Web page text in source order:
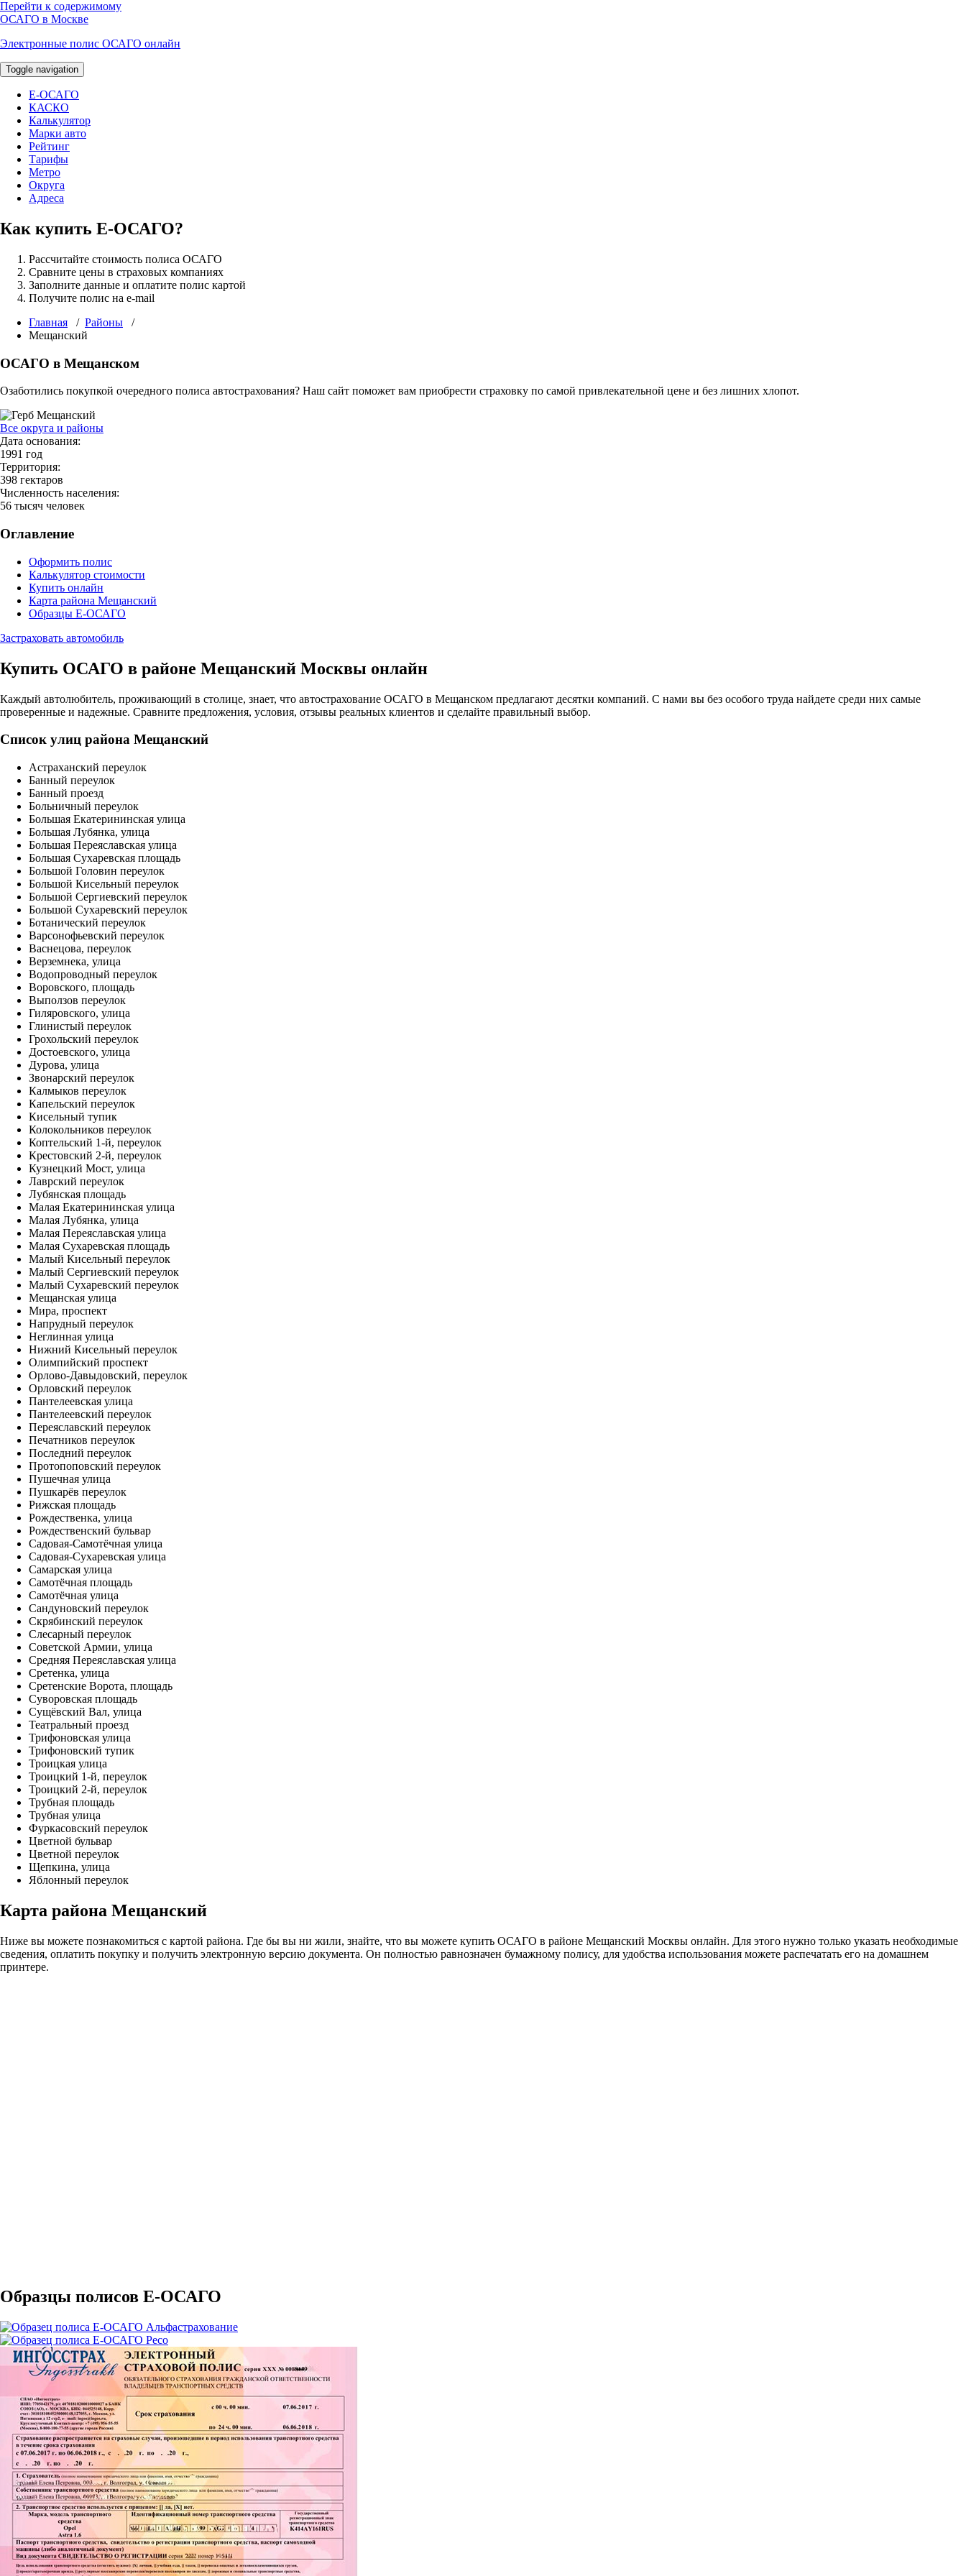
Перейти к содержимому
ОСАГО в Москве
Электронные полис ОСАГО онлайн
Toggle navigation
E-ОСАГО
КАСКО
Калькулятор
Марки авто
Рейтинг
Тарифы
Метро
Округа
Адреса
Как купить Е-ОСАГО?
Рассчитайте стоимость полиса ОСАГО
Сравните цены в страховых компаниях
Заполните данные и оплатите полис картой
Получите полис на e-mail
Главная / Районы /
Мещанский
ОСАГО в Мещанском
Озаботились покупкой очередного полиса автострахования? Наш сайт поможет вам приобрести страховку по самой привлекательной цене и без лишних хлопот.
Все округа и районы
Дата основания:
1991 год
Территория:
398 гектаров
Численность населения:
56 тысяч человек
Оглавление
Оформить полис
Калькулятор стоимости
Купить онлайн
Карта района Мещанский
Образцы Е-ОСАГО
Застраховать автомобиль
Купить ОСАГО в районе Мещанский Москвы онлайн
Каждый автолюбитель, проживающий в столице, знает, что автострахование ОСАГО в Мещанском предлагают десятки компаний. С нами вы без особого труда найдете среди них самые
проверенные и надежные. Сравните предложения, условия, отзывы реальных клиентов и сделайте правильный выбор.
Список улиц района Мещанский
Астраханский переулок
Банный переулок
Банный проезд
Больничный переулок
Большая Екатерининская улица
Большая Лубянка, улица
Большая Переяславская улица
Большая Сухаревская площадь
Большой Головин переулок
Большой Кисельный переулок
Большой Сергиевский переулок
Большой Сухаревский переулок
Ботанический переулок
Варсонофьевский переулок
Васнецова, переулок
Верземнека, улица
Водопроводный переулок
Воровского, площадь
Выползов переулок
Гиляровского, улица
Глинистый переулок
Грохольский переулок
Достоевского, улица
Дурова, улица
Звонарский переулок
Калмыков переулок
Капельский переулок
Кисельный тупик
Колокольников переулок
Коптельский 1-й, переулок
Крестовский 2-й, переулок
Кузнецкий Мост, улица
Лаврский переулок
Лубянская площадь
Малая Екатерининская улица
Малая Лубянка, улица
Малая Переяславская улица
Малая Сухаревская площадь
Малый Кисельный переулок
Малый Сергиевский переулок
Малый Сухаревский переулок
Мещанская улица
Мира, проспект
Напрудный переулок
Неглинная улица
Нижний Кисельный переулок
Олимпийский проспект
Орлово-Давыдовский, переулок
Орловский переулок
Пантелеевская улица
Пантелеевский переулок
Переяславский переулок
Печатников переулок
Последний переулок
Протопоповский переулок
Пушечная улица
Пушкарёв переулок
Рижская площадь
Рождественка, улица
Рождественский бульвар
Садовая-Самотёчная улица
Садовая-Сухаревская улица
Самарская улица
Самотёчная площадь
Самотёчная улица
Сандуновский переулок
Скрябинский переулок
Слесарный переулок
Советской Армии, улица
Средняя Переяславская улица
Сретенка, улица
Сретенские Ворота, площадь
Суворовская площадь
Сущёвский Вал, улица
Театральный проезд
Трифоновская улица
Трифоновский тупик
Троицкая улица
Троицкий 1-й, переулок
Троицкий 2-й, переулок
Трубная площадь
Трубная улица
Фуркасовский переулок
Цветной бульвар
Цветной переулок
Щепкина, улица
Яблонный переулок
Карта района Мещанский
Ниже вы можете познакомиться с картой района. Где бы вы ни жили, знайте, что вы можете купить ОСАГО в районе Мещанский Москвы онлайн. Для этого нужно только указать необходимые
сведения, оплатить покупку и получить электронную версию документа. Он полностью равнозначен бумажному полису, для удобства использования можете распечатать его на домашнем
принтере.
Образцы полисов E-ОСАГО